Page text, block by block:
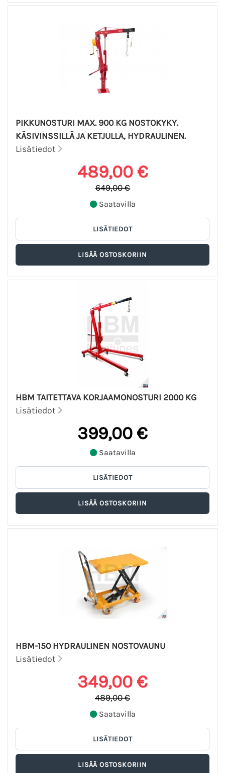
PIKKUNOSTURI MAX. 900 KG NOSTOKYKY.
KÄSIVINSSILLÄ JA KETJULLA, HYDRAULINEN.
Lisätiedot
489,00 €
649,00 €
Saatavilla
HBM TAITETTAVA KORJAAMONOSTURI 2000 KG
Lisätiedot
399,00 €
Saatavilla
HBM-150 HYDRAULINEN NOSTOVAUNU
Lisätiedot
349,00 €
489,00 €
Saatavilla